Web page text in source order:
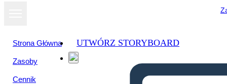
Strona Główna
Zasoby
Cennik
UTWÓRZ STORYBOARD
Wyświetl jako